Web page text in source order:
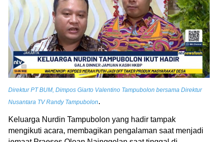
Direktur PT BUM, Dimpos Giarto Valentino Tampubolon bersama Direktur
Nusantara TV Randy Tampubolon.
Keluarga Nurdin Tampubolon yang hadir tampak
mengikuti acara, membagikan pengalaman saat menjadi